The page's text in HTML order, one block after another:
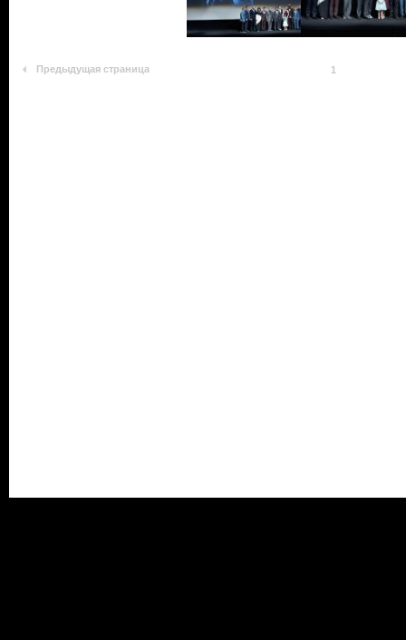
Предыдущая страница 1